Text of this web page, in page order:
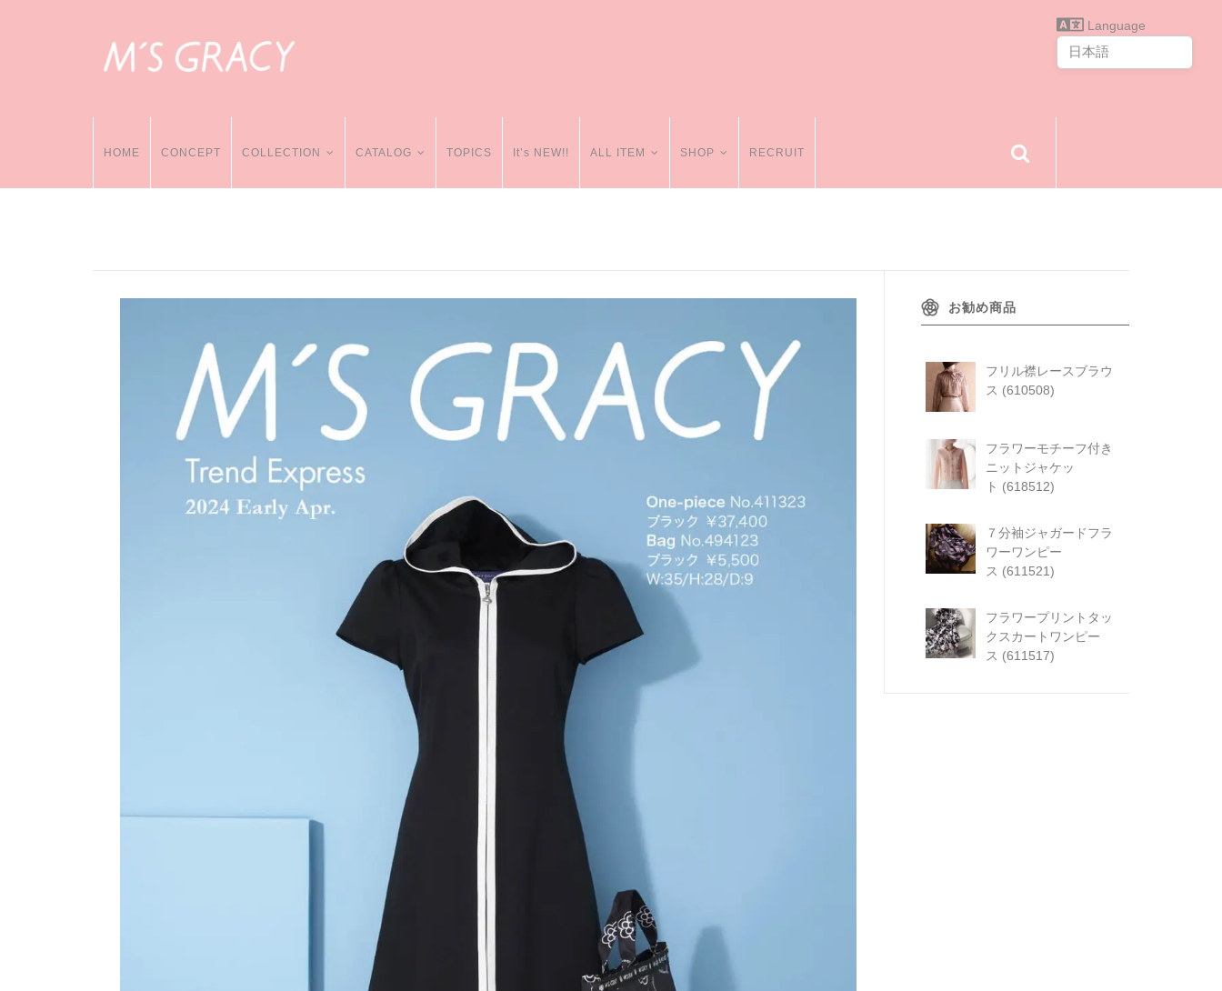
Language
HOME CONCEPT COLLECTION CATALOG TOPICS It’s NEW!! ALL ITEM SHOP RECRUIT
お勧め商品
フリル襟レースブラウ
ス (610508)
フラワーモチーフ付き
ニットジャケッ
ト (618512)
７分袖ジャガードフラ
ワーワンピー
ス (611521)
フラワープリントタッ
クスカートワンピー
ス (611517)